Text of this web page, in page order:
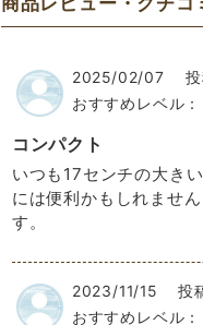
2025/02/07
おすすめレベル：
コンパクト
いつも17センチの大き
には便利かもしれませ
す。
2023/11/15
投
おすすめレベル：